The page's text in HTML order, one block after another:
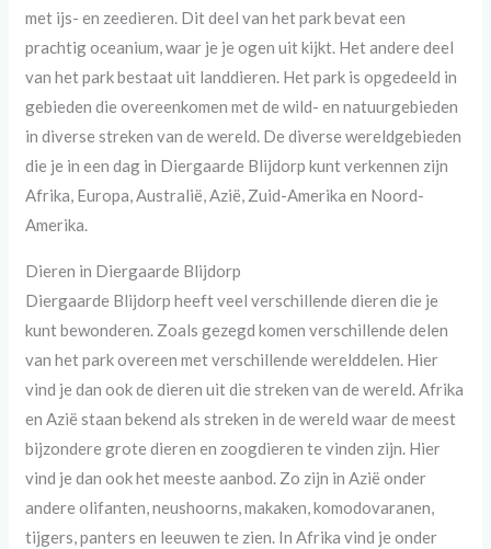
met ijs- en zeedieren. Dit deel van het park bevat een
prachtig oceanium, waar je je ogen uit kijkt. Het andere deel
van het park bestaat uit landdieren. Het park is opgedeeld in
gebieden die overeenkomen met de wild- en natuurgebieden
in diverse streken van de wereld. De diverse wereldgebieden
die je in een dag in Diergaarde Blijdorp kunt verkennen zijn
Afrika, Europa, Australië, Azië, Zuid-Amerika en Noord-
Amerika.
Dieren in Diergaarde Blijdorp
Diergaarde Blijdorp heeft veel verschillende dieren die je
kunt bewonderen. Zoals gezegd komen verschillende delen
van het park overeen met verschillende werelddelen. Hier
vind je dan ook de dieren uit die streken van de wereld. Afrika
en Azië staan bekend als streken in de wereld waar de meest
bijzondere grote dieren en zoogdieren te vinden zijn. Hier
vind je dan ook het meeste aanbod. Zo zijn in Azië onder
andere olifanten, neushoorns, makaken, komodovaranen,
tijgers, panters en leeuwen te zien. In Afrika vind je onder